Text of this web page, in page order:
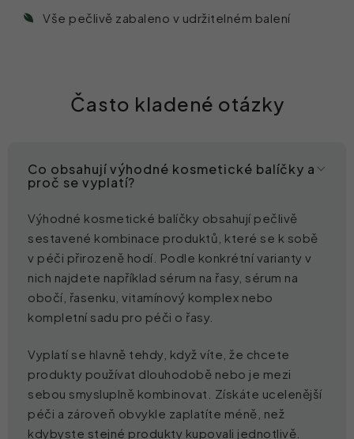
Vše pečlivě zabaleno v udržitelném balení
Často kladené otázky
Co obsahují výhodné kosmetické balíčky a
proč se vyplatí?
Výhodné kosmetické balíčky obsahují pečlivě
sestavené kombinace produktů, které se k sobě
v péči přirozeně hodí. Podle konkrétní varianty v
nich najdete například sérum na řasy, sérum na
obočí, řasenku, vitamínový komplex nebo
kompletní sadu pro péči o řasy.
Vyplatí se hlavně tehdy, když víte, že chcete
produkty používat dlouhodobě nebo je mezi
sebou smysluplně kombinovat. Získáte ucelenější
péči a zároveň obvykle zaplatíte méně, než
kdybyste stejné produkty kupovali jednotlivě.